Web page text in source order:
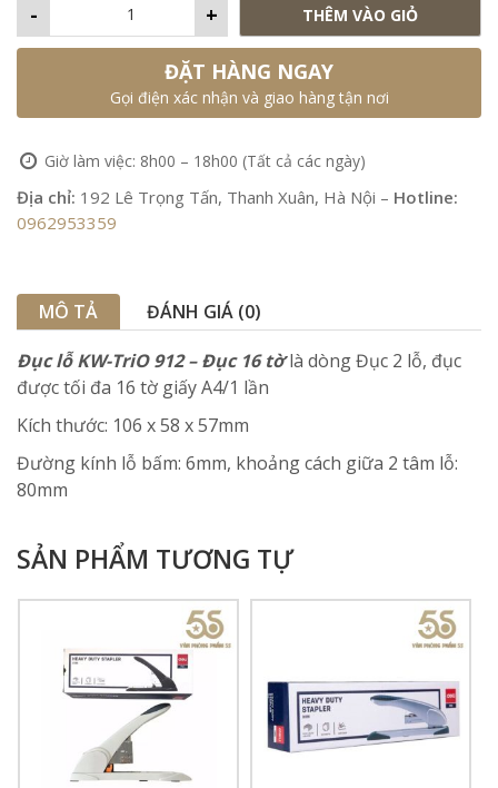
+
- THÊM VÀO GIỎ
ĐẶT HÀNG NGAY
Gọi điện xác nhận và giao hàng tận nơi
Giờ làm việc: 8h00 – 18h00 (Tất cả các ngày)
Địa chỉ: 192 Lê Trọng Tấn, Thanh Xuân, Hà Nội – Hotline:
0962953359
MÔ TẢ
ĐÁNH GIÁ (0)
Đục lỗ KW-TriO 912 – Đục 16 tờ là dòng Đục 2 lỗ, đục
được tối đa 16 tờ giấy A4/1 lần
Kích thước: 106 x 58 x 57mm
Đường kính lỗ bấm: 6mm, khoảng cách giữa 2 tâm lỗ:
80mm
SẢN PHẨM TƯƠNG TỰ